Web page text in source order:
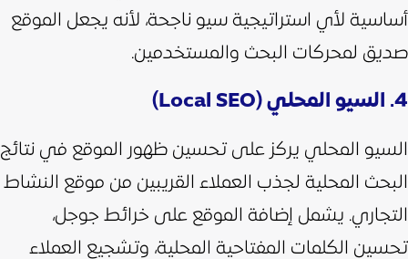
أساسية لأي استراتيجية سيو ناجحة، لأنه يجعل الموقع
صديق لمحركات البحث والمستخدمين.
4. السيو المحلي (Local SEO)
السيو المحلي يركز على تحسين ظهور الموقع في نتائج
البحث المحلية لجذب العملاء القريبين من موقع النشاط
التجاري. يشمل إضافة الموقع على خرائط جوجل،
تحسين الكلمات المفتاحية المحلية، وتشجيع العملاء